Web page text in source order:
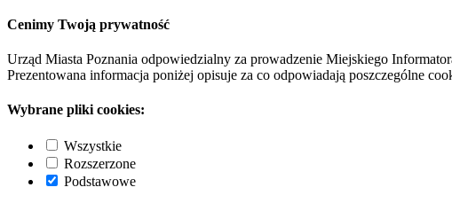
Cenimy Twoją prywatność
Urząd Miasta Poznania odpowiedzialny za prowadzenie Miejskiego
Prezentowana informacja poniżej opisuje za co odpowiadają poszczególne
Wybrane pliki cookies:
Wszystkie
Rozszerzone
Podstawowe